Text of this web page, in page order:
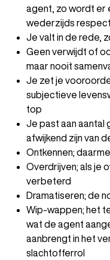
agent, zo wordt er
wederzijds respect
Je valt in de rede,
Geen verwijdt of
maar nooit
Je zet je
subjectieve
top
Je past aan aantal
afwijkend zijn van
Ontkennen;
Overdrijven; als je
verbeterd
Dramatiseren; de
Wip-wappen; het
wat de agent
aanbrengt in het
slachtofferrol